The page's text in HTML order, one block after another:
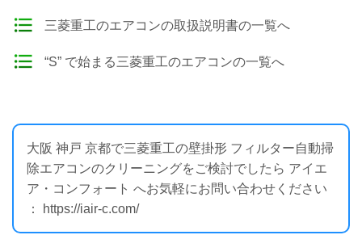
三菱重工のエアコンの取扱説明書の一覧へ
“S” で始まる三菱重工のエアコンの一覧へ
大阪 神戸 京都で三菱重工の壁掛形 フィルター自動掃
除エアコンのクリーニングをご検討でしたら アイエ
ア・コンフォート へお気軽にお問い合わせください
： https://iair-c.com/